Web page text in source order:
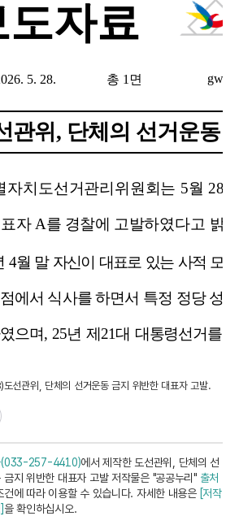
선관위, 단체의 선거운동 금지 위반한 대표자 고발.
(033-257-4410)에서 제작한 도선관위, 단체의 선
금지 위반한 대표자 고발 저작물은 "공공누리" 출처
건에 따라 이용할 수 있습니다. 자세한 내용은 [저작
을 확인하십시오.